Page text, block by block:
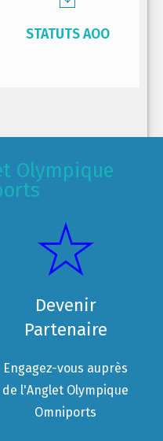
STATUTS AOO
Olympique
Devenir
Partenaire
Engagez-vous auprès
de l'Anglet Olympique
Omniports